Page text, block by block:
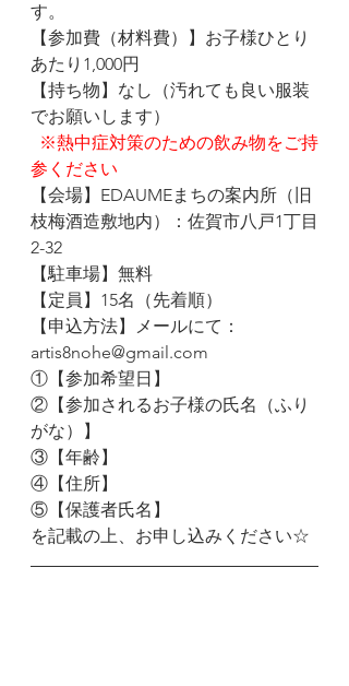
す。
【参加費（材料費）】お子様ひとり
あたり1,000円
【持ち物】なし（汚れても良い服装
でお願いします）
※熱中症対策のための飲み物をご持
参ください
【会場】EDAUMEまちの案内所（旧
枝梅酒造敷地内）：佐賀市八戸1丁目
2-32
【駐車場】無料
【定員】15名（先着順）
【申込方法】メールにて：
artis8nohe@gmail.com
①【参加希望日】
②【参加されるお子様の氏名（ふり
がな）】
③【年齢】
④【住所】
⑤【保護者氏名】
を記載の上、お申し込みください☆